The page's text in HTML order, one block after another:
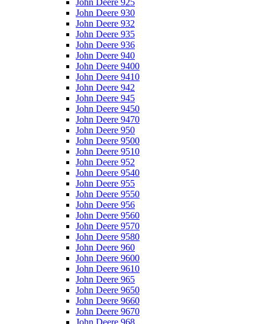
John Deere 925
John Deere 930
John Deere 932
John Deere 935
John Deere 936
John Deere 940
John Deere 9400
John Deere 9410
John Deere 942
John Deere 945
John Deere 9450
John Deere 9470
John Deere 950
John Deere 9500
John Deere 9510
John Deere 952
John Deere 9540
John Deere 955
John Deere 9550
John Deere 956
John Deere 9560
John Deere 9570
John Deere 9580
John Deere 960
John Deere 9600
John Deere 9610
John Deere 965
John Deere 9650
John Deere 9660
John Deere 9670
John Deere 968